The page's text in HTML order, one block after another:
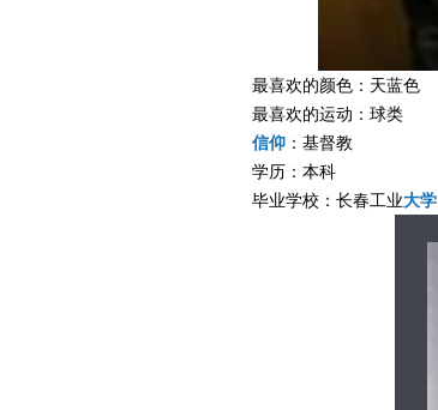
最喜欢的颜色：天蓝色
最喜欢的运动：球类
信仰 ：基督教
学历：本科
毕业学校：长春工业大学